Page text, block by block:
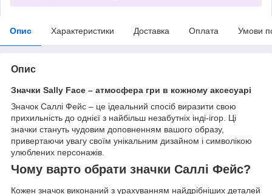
Опис Характеристики Доставка Оплата Умови
Опис
Значки Sally Face – атмосфера гри в кожному аксесуарі
Значок Саллі Фейс – це ідеальний спосіб виразити свою
прихильність до однієї з найбільш незабутніх інді-ігор. Ці
значки стануть чудовим доповненням вашого образу,
привертаючи увагу своїм унікальним дизайном і символікою
улюблених персонажів.
Чому варто обрати значки Саллі Фейс?
Кожен значок виконаний з урахуванням найдрібніших деталей